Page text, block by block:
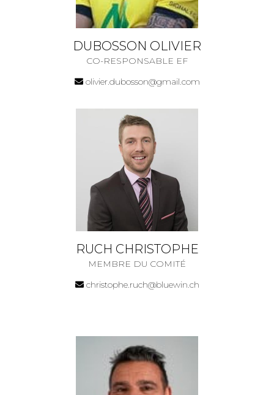
DUBOSSON OLIVIER
CO-RESPONSABLE EF
olivier.dubosson@gmail.com
RUCH CHRISTOPHE
MEMBRE DU COMITÉ
christophe.ruch@bluewin.ch